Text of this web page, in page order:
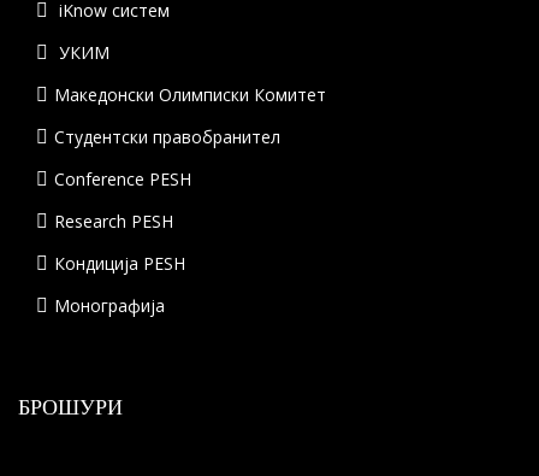
iKnow систем
УКИМ
Македонски Олимписки Комитет
Студентски правобранител
Conference PESH
Research PESH
Кондиција PESH
Монографија
БРОШУРИ